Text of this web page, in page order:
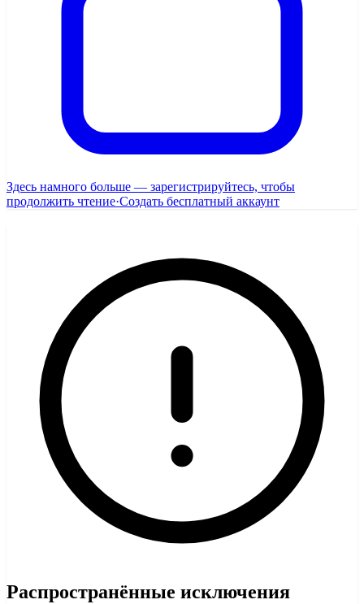
Здесь намного больше — зарегистрируйтесь, чтобы
продолжить чтение·Создать бесплатный аккаунт
Распространённые исключения